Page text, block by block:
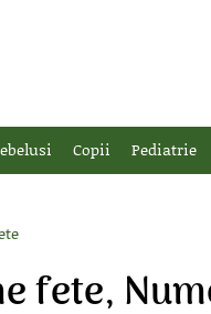
Copii Pediatrie
fete,